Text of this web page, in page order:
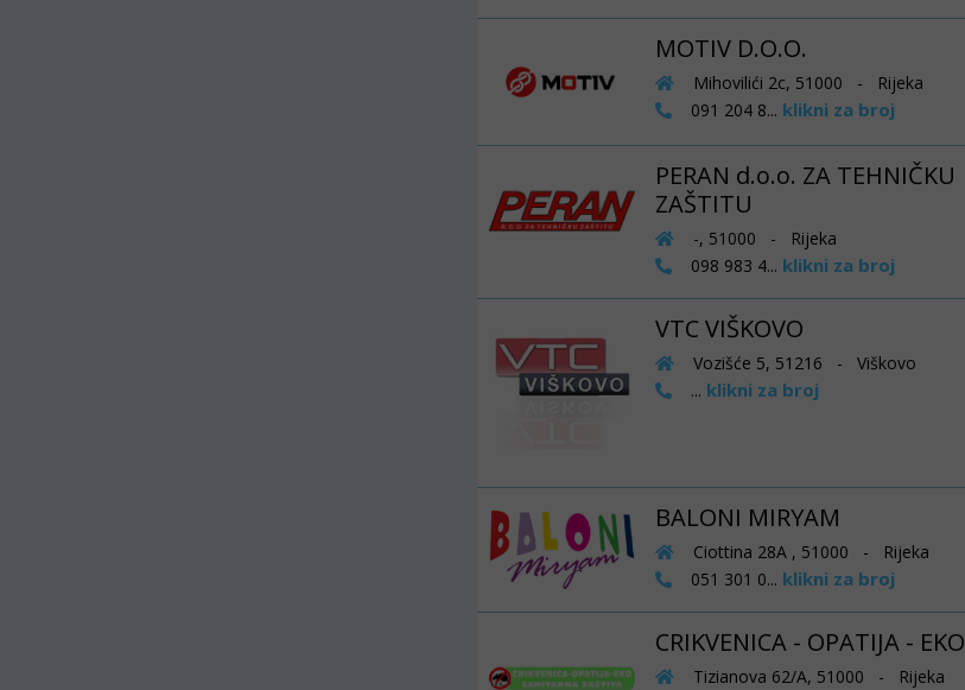
MOTIV D.O.O.
Mihovilići 2c, 51000 - Rijeka
091 204 8... klikni za broj
PERAN d.o.o. ZA TEHNIČKU
ZAŠTITU
-, 51000 - Rijeka
098 983 4... klikni za broj
VTC VIŠKOVO
Vozišće 5, 51216 - Viškovo
... klikni za broj
BALONI MIRYAM
Ciottina 28A , 51000 - Rijeka
051 301 0... klikni za broj
CRIKVENICA - OPATIJA - EKO
Tizianova 62/A, 51000 - Rijeka